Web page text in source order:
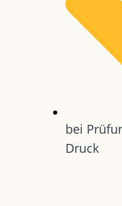
bei
Druck